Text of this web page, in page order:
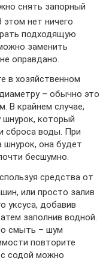
снять запорный
этом нет ничего
подходящую
заменить
оправдано.
в хозяйственном
– обычно это
В крайнем случае,
шнурок, который
сброса воды. При
шнурок, она будет
бесшумно.
средства от
или просто залив
уксуса, добавив
заполнив водной.
смыть – шум
повторите
с содой можно